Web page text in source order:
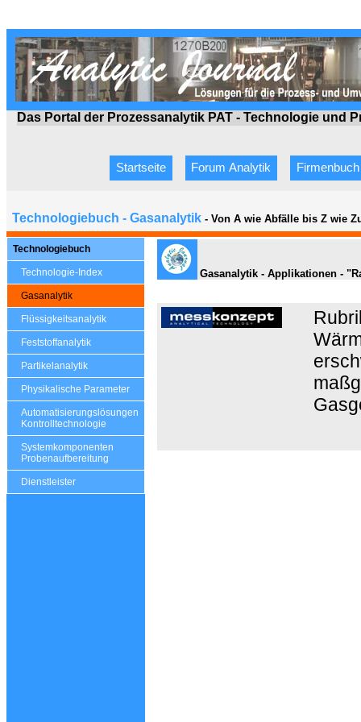
Das Portal der Prozessanalytik PAT - Technologie und
Startseite Forum Analytik Firmenbuch
Technologiebuch - Gasanalytik - Von A wie Abfälle bis Z wie
Technologiebuch
Technologie-Index
Gasanalytik
Flüssigkeitsanalytik
Feststoffanalytik
Partikelanalytik
Physikalische Parameter
Automatisierungslösungen
Kontrolltechnologie
Systemkomponenten
Probenaufbereitung
Dienstleister
Gasanalytik - Applikationen - "